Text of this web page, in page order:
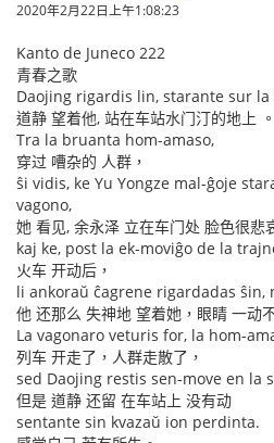
2020年2月22日上午1:08:23
Kanto de Juneco 222
青春之歌
Daojing rigardis lin, starante sur
道静 望着他, 站在车站水门汀的地上 。
Tra la bruanta hom-amaso,
穿过 嘈杂的 人群，
ŝi vidis, ke Yu Yongze mal-ĝoje
vagono,
她 看见, 余永泽 立在车门处 脸色很悲
kaj ke, post la ek-moviĝo de la
火车 开动后，
li ankoraŭ ĉagrene rigardadas ŝin,
他 还那么 失神地 望着她，眼睛 一动
La vagonaro veturis for, la hom-
列车 开走了，人群走散了，
sed Daojing restis sen-move en la
但是 道静 还留 在车站上 没有动
sentante sin kvazaŭ ion perdinta.